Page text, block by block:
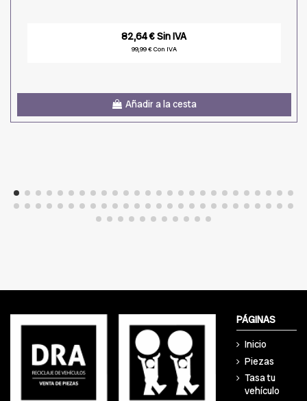
82,64 € Sin IVA
99,99 € Con IVA
Añadir a la cesta
PÁGINAS
Inicio
Piezas
Tasa tu
vehículo